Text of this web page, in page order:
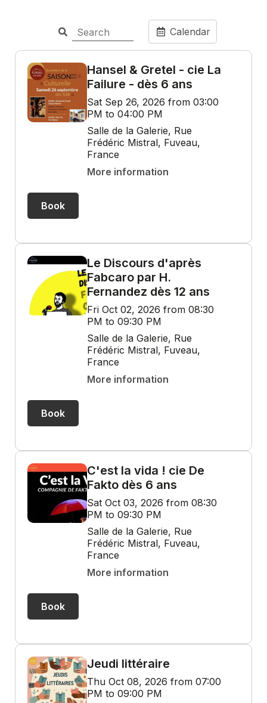
Calendar
Hansel & Gretel - cie La
Failure - dès 6 ans
Sat Sep 26, 2026 from 03:00
PM to 04:00 PM
Salle de la Galerie, Rue
Frédéric Mistral, Fuveau,
France
More information
Book
Le Discours d'après
Fabcaro par H.
Fernandez dès 12 ans
Fri Oct 02, 2026 from 08:30
PM to 09:30 PM
Salle de la Galerie, Rue
Frédéric Mistral, Fuveau,
France
More information
Book
C'est la vida ! cie De
Fakto dès 6 ans
Sat Oct 03, 2026 from 08:30
PM to 09:30 PM
Salle de la Galerie, Rue
Frédéric Mistral, Fuveau,
France
More information
Book
Jeudi littéraire
Thu Oct 08, 2026 from 07:00
PM to 09:00 PM